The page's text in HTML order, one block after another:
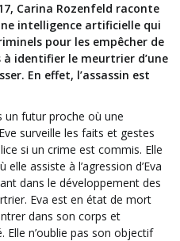
Carina Rozenfeld raconte
intelligence artificielle qui
pour les empêcher de
identifier le meurtrier d’une
En effet, l’assassin est
un futur proche où une
surveille les faits et gestes
si un crime est commis. Elle
assiste à l’agression d’Eva
dans le développement des
Eva est en état de mort
dans son corps et
Elle n’oublie pas son objectif